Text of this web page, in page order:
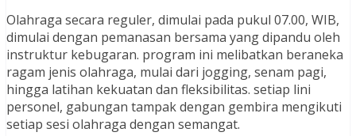
Olahraga secara reguler, dimulai pada pukul 07.00, WIB,
dimulai dengan pemanasan bersama yang dipandu oleh
instruktur kebugaran. program ini melibatkan beraneka
ragam jenis olahraga, mulai dari jogging, senam pagi,
hingga latihan kekuatan dan fleksibilitas. setiap lini
personel, gabungan tampak dengan gembira mengikuti
setiap sesi olahraga dengan semangat.